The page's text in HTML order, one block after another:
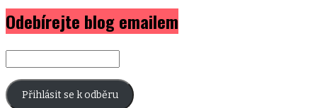
Odebírejte blog emailem
mailová
adresa
Přihlásit se k odběru